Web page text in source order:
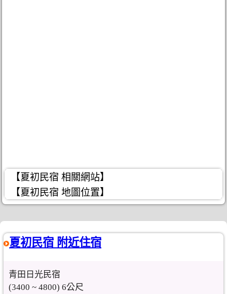
【夏初民宿 相關網站】
【夏初民宿 地圖位置】
夏初民宿 附近住宿
青田日光民宿
(3400 ~ 4800) 6公尺